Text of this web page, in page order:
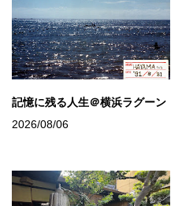
記憶に残る人生＠横浜ラグーン
2026/08/06